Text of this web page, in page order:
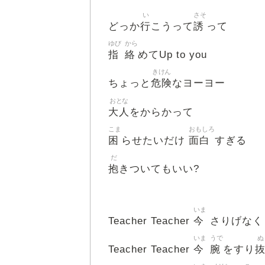
どっか行
い
こうって誘
さそ
って
指
ゆび
絡
から
めてUp to you
ちょっと 危険
きけん
なヨーヨー
大人
おとな
をからかって
困
こま
らせたいだけ 面白
おもしろ
すぎる
抱
だ
きついてもいい?
Teacher Teacher 今
いま
さりげなく
Teacher Teacher 今
いま
腕
うで
をすり 抜
ぬ